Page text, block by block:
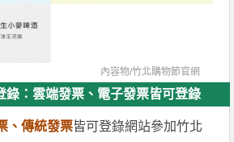
內容物/竹北購物節官網
錄：雲端發票、電子發票皆可登錄
、傳統發票皆可登錄網站參加竹北